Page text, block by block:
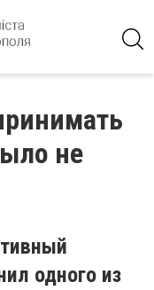
не
одного из